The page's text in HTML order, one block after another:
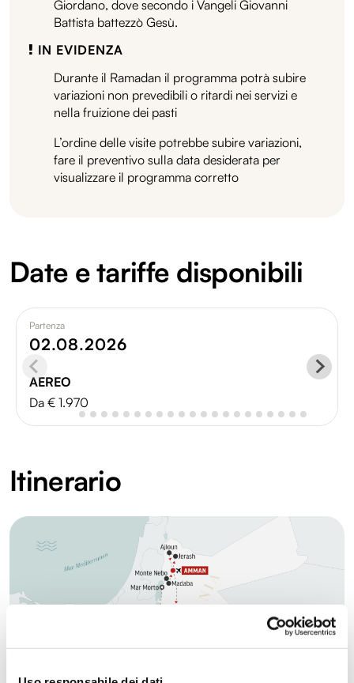
Giordano, dove secondo i Vangeli Giovanni
Battista battezzò Gesù.
IN EVIDENZA
Durante il Ramadan il programma potrà subire
variazioni non prevedibili o ritardi nei servizi e
nella fruizione dei pasti
L’ordine delle visite potrebbe subire variazioni,
fare il preventivo sulla data desiderata per
visualizzare il programma corretto
Date e tariffe disponibili
Partenza
02.08.2026
AEREO
Da € 1.970
Itinerario